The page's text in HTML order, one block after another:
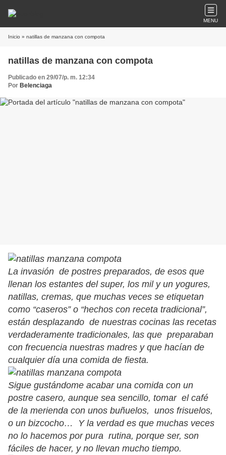
MENU
Inicio » natillas de manzana con compota
natillas de manzana con compota
Publicado en 29/07/p. m. 12:34
Por Belenciaga
La invasión de postres preparados, de esos que
llenan los estantes del super, los mil y un yogures,
natillas, cremas, que muchas veces se etiquetan
como “caseros” o “hechos con receta tradicional”,
están desplazando de nuestras cocinas las recetas
verdaderamente tradicionales, las que preparaban
con frecuencia nuestras madres y que hacían de
cualquier día una comida de fiesta.
Sigue gustándome acabar una comida con un
postre casero, aunque sea sencillo, tomar el café
de la merienda con unos buñuelos, unos frisuelos,
o un bizcocho… Y la verdad es que muchas veces
no lo hacemos por pura rutina, porque ser, son
fáciles de hacer, y no llevan mucho tiempo.